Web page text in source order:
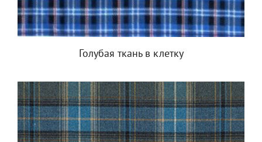
Голубая ткань в клетку